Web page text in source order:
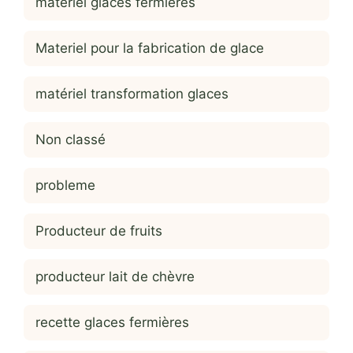
Materiel pour la fabrication de glace
matériel transformation glaces
Non classé
probleme
Producteur de fruits
producteur lait de chèvre
recette glaces fermières